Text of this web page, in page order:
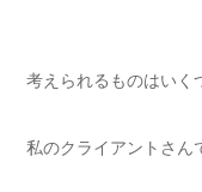
考えられるものはいく
私のクライアントさん